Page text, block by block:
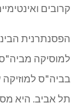
קרובים
הפסנתרנית
למוסיקה מביה"ס
בביה"ס
תל אביב. היא